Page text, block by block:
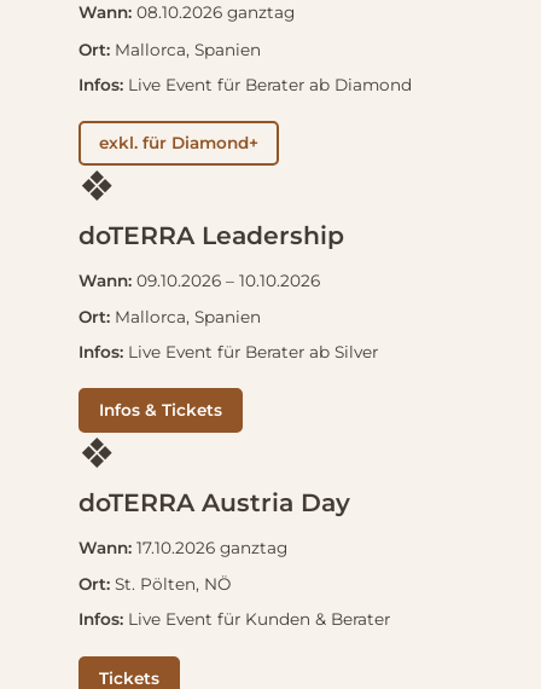
Wann:08.10.2026 ganztag
Ort:Mallorca, Spanien
Infos:Live Event für Berater ab Diamond
exkl. für Diamond+
❖
doTERRA Leadership
Wann:09.10.2026 – 10.10.2026
Ort:Mallorca, Spanien
Infos:Live Event für Berater ab Silver
Infos & Tickets
❖
doTERRA Austria Day
Wann:17.10.2026 ganztag
Ort:St. Pölten, NÖ
Infos:Live Event für Kunden & Berater
Tickets